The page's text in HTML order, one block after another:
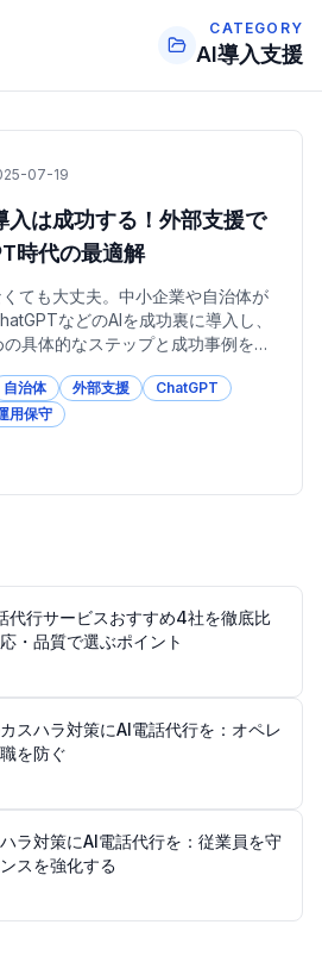
CATEGORY
AI導入支援
07-19
入は成功する！外部支援で
時代の最適解
ても大丈夫。中小企業や自治体が
などのAIを成功裏に導入し、
具体的なステップと成功事例を解
自治体 外部支援
ChatGPT
用保守
代行サービスおすすめ4社を徹底比
・品質で選ぶポイント
スハラ対策にAI電話代行を：オペレ
を防ぐ
ラ対策にAI電話代行を：従業員を守
スを強化する